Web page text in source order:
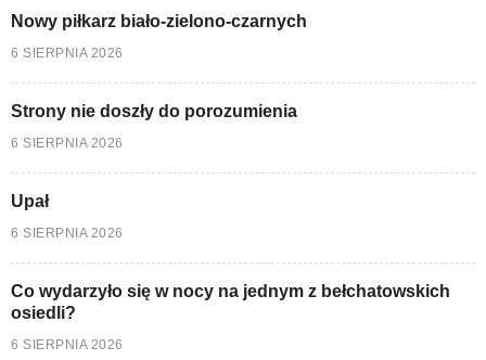
Nowy piłkarz biało-zielono-czarnych
6 SIERPNIA 2026
Strony nie doszły do porozumienia
6 SIERPNIA 2026
Upał
6 SIERPNIA 2026
Co wydarzyło się w nocy na jednym z bełchatowskich
osiedli?
6 SIERPNIA 2026